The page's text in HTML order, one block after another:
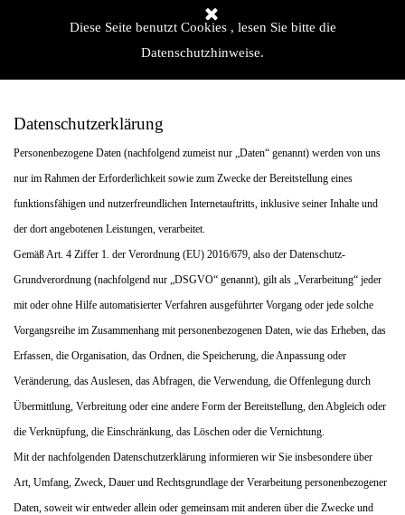
Diese Seite benutzt Cookies , lesen Sie bitte die
Datenschutzhinweise.
Menü überspringen
Datenschutzerklärung
Personenbezogene Daten (nachfolgend zumeist nur „Daten“ genannt) werden von uns
nur im Rahmen der Erforderlichkeit sowie zum Zwecke der Bereitstellung eines
funktionsfähigen und nutzerfreundlichen Internetauftritts, inklusive seiner Inhalte und
der dort angebotenen Leistungen, verarbeitet.
Gemäß Art. 4 Ziffer 1. der Verordnung (EU) 2016/679, also der Datenschutz-
Grundverordnung (nachfolgend nur „DSGVO“ genannt), gilt als „Verarbeitung“ jeder
mit oder ohne Hilfe automatisierter Verfahren ausgeführter Vorgang oder jede solche
Vorgangsreihe im Zusammenhang mit personenbezogenen Daten, wie das Erheben, das
Erfassen, die Organisation, das Ordnen, die Speicherung, die Anpassung oder
Veränderung, das Auslesen, das Abfragen, die Verwendung, die Offenlegung durch
Übermittlung, Verbreitung oder eine andere Form der Bereitstellung, den Abgleich oder
die Verknüpfung, die Einschränkung, das Löschen oder die Vernichtung.
Mit der nachfolgenden Datenschutzerklärung informieren wir Sie insbesondere über
Art, Umfang, Zweck, Dauer und Rechtsgrundlage der Verarbeitung personenbezogener
Daten, soweit wir entweder allein oder gemeinsam mit anderen über die Zwecke und